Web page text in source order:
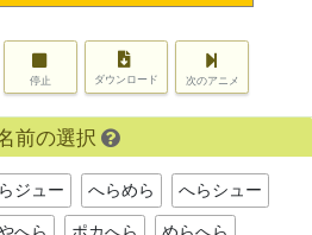
停止 ダウンロード 次のアニメ
前の選択
ジュー へらめら へらシュー
へら ポカへら めらへら